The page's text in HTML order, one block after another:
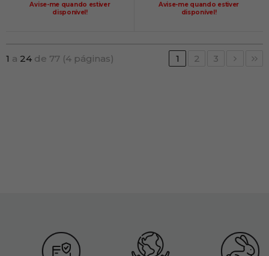
Avise-me quando estiver
disponível!
Avise-me quando estiver
disponível!
1 a 24 de 77 (4 páginas) 1 2 3